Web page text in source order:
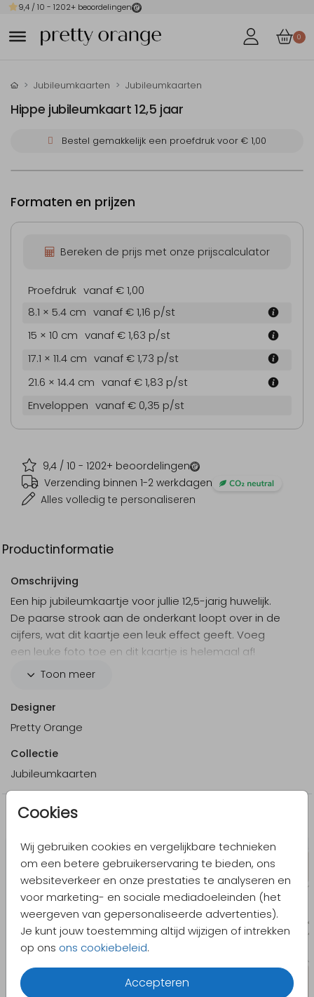
9,4 / 10 - 1202+ beoordelingen
0
Cookies
Wij gebruiken cookies en vergelijkbare technieken
om een betere gebruikerservaring te bieden, ons
websiteverkeer en onze prestaties te analyseren en
voor marketing- en sociale mediadoeleinden (het
weergeven van gepersonaliseerde advertenties).
Je kunt jouw toestemming altijd wijzigen of intrekken
op ons ons cookiebeleid.
Accepteren
Jubileumkaarten Jubileumkaarten
Hippe jubileumkaart 12,5 jaar
Bestel gemakkelijk een proefdruk voor € 1,00
9,4 / 10 - 1202+ beoordelingen
Verzending binnen 1-2 werkdagen
Alles volledig te personaliseren
Formaten en prijzen
Bereken de prijs met onze prijscalculator
Proefdruk vanaf € 1,00
8.1 × 5.4 cm vanaf € 1,16 p/st
15 × 10 cm vanaf € 1,63 p/st
17.1 × 11.4 cm vanaf € 1,73 p/st
21.6 × 14.4 cm vanaf € 1,83 p/st
Enveloppen vanaf € 0,35 p/st
Productinformatie
Omschrijving
Een hip jubileumkaartje voor jullie 12,5-jarig huwelijk.
De paarse strook aan de onderkant loopt over in de
cijfers, wat dit kaartje een leuk effect geeft. Voeg
een leuke foto toe en dit kaartje is helemaal af!
Lettertypes kun je zelf kiezen en aanpassen.
Toon meer
Designer
Pretty Orange
Collectie
Jubileumkaarten
Meer in dezelfde stijl